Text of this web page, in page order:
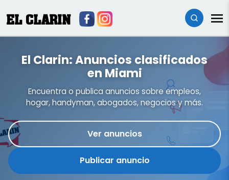
EL CLARIN
El Clarin: Anuncios clasificados
en Miami
Encuentra o publica anuncios sobre empleos,
hogar, handyman, abogados, negocios y más.
Ver anuncios
Publicar anuncio